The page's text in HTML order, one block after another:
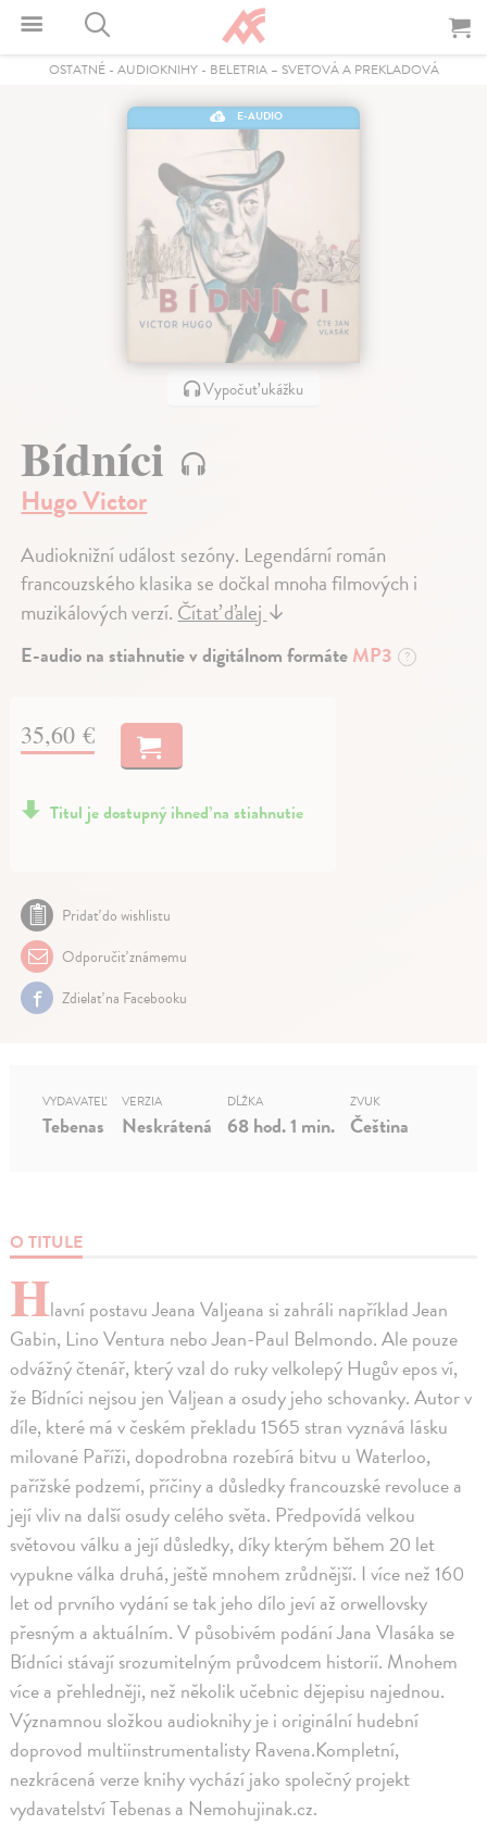
OSTATNÉ- AUDIOKNIHY- BELETRIA – SVETOVÁ A PREKLADOVÁ
E-AUDIO
Vypočuť ukážku
Bídníci
Hugo Victor
Audioknižní událost sezóny. Legendární román
francouzského klasika se dočkal mnoha filmových i
muzikálových verzí.Čítať ďalej↓
E-audio na stiahnutie v digitálnom formáteMP3 ?
35,60 €
Titul je dostupný ihneď na stiahnutie
Pridať do wishlistu
Odporučiť známemu
Zdielať na Facebooku
O TITULE
Hlavní postavu Jeana Valjeana si zahráli například Jean
Gabin, Lino Ventura nebo Jean-Paul Belmondo. Ale pouze
odvážný čtenář, který vzal do ruky velkolepý Hugův epos ví,
že Bídníci nejsou jen Valjean a osudy jeho schovanky. Autor v
díle, které má v českém překladu 1565 stran vyznává lásku
milované Paříži, dopodrobna rozebírá bitvu u Waterloo,
pařížské podzemí, příčiny a důsledky francouzské revoluce a
její vliv na další osudy celého světa. Předpovídá velkou
světovou válku a její důsledky, díky kterým během 20 let
vypukne válka druhá, ještě mnohem zrůdnější. I více než 160
let od prvního vydání se tak jeho dílo jeví až orwellovsky
přesným a aktuálním. V působivém podání Jana Vlasáka se
Bídníci stávají srozumitelným průvodcem historií. Mnohem
více a přehledněji, než několik učebnic dějepisu najednou.
Významnou složkou audioknihy je i originální hudební
doprovod multiinstrumentalisty Ravena.Kompletní,
nezkrácená verze knihy vychází jako společný projekt
vydavatelství Tebenas a Nemohujinak.cz.
VYDAVATEĽ
Tebenas
VERZIA
Neskrátená
DĹŽKA
68 hod. 1 min.
ZVUK
Čeština